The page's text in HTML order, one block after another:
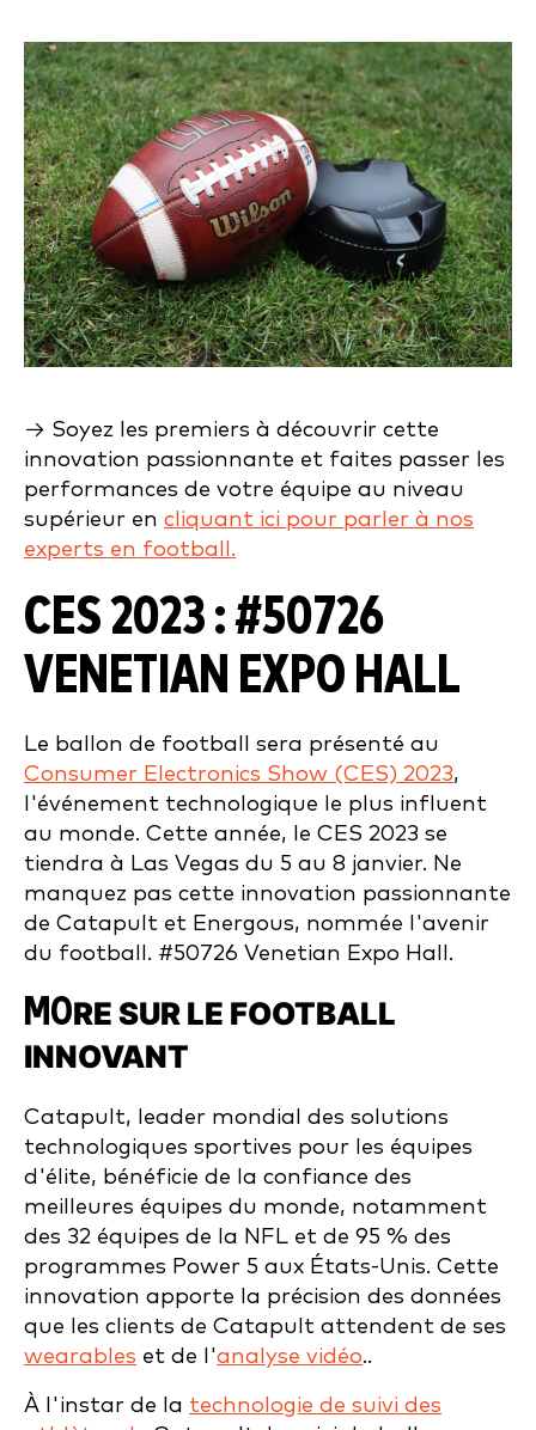
→ Soyez les premiers à découvrir cette
innovation passionnante et faites passer les
performances de votre équipe au niveau
supérieur en cliquant ici pour parler à nos
experts en football.
CES 2023 :#50726
VENETIAN EXPO HALL
Le ballon de football sera présenté au
Consumer Electronics Show (CES) 2023,
l'événement technologique le plus influent
au monde. Cette année, le CES 2023 se
tiendra à Las Vegas du 5 au 8 janvier. Ne
manquez pas cette innovation passionnante
de Catapult et Energous, nommée l'avenir
du football. #50726 Venetian Expo Hall.
MORE SUR LE FOOTBALL
INNOVANT
Catapult, leader mondial des solutions
technologiques sportives pour les équipes
d'élite, bénéficie de la confiance des
meilleures équipes du monde, notamment
des 32 équipes de la NFL et de 95 % des
programmes Power 5 aux États-Unis. Cette
innovation apporte la précision des données
que les clients de Catapult attendent de ses
wearables et de l'analyse vidéo..
À l'instar de la technologie de suivi des